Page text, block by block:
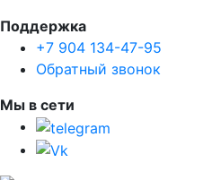
Поддержка
+7 904 134-47-95
Обратный звонок
Мы в сети